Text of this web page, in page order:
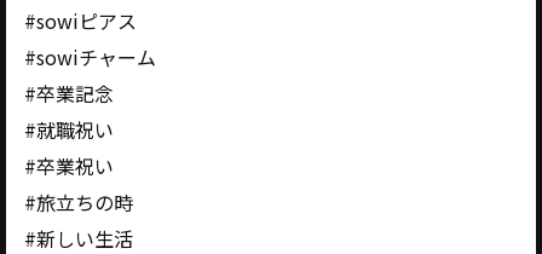
#sowiピアス
#sowiチャーム
#卒業記念
#就職祝い
#卒業祝い
#旅立ちの時
#新しい生活